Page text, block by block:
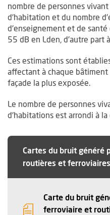
nombre de personnes
d'habitation et du nombre
d'enseignement et de santé
55 dB en Lden, d'autre part
Ces estimations sont
affectant à chaque
façade la plus exposée.
Le nombre de personnes
d'habitations est arrondi à la
Cartes du bruit généré
routières et ferroviaires
Carte du bruit
ferroviaire et